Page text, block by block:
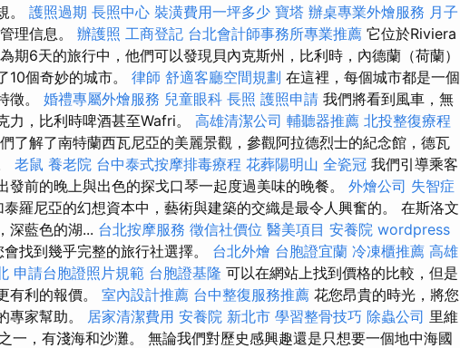
。 護照過期 長照中心 裝潢費用一坪多少 寶塔 辦桌專業外燴服務 月子
理信息。 辦護照 工商登記 台北會計師事務所專業推薦 它位於Riviera
期6天的旅行中，他們可以發現貝內克斯州，比利時，內德蘭（荷蘭）
10個奇妙的城市。 律師 舒適客廳空間規劃 在這裡，每個城市都是一個
徵。 婚禮專屬外燴服務 兒童眼科 長照 護照申請 我們將看到風車，無
力，比利時啤酒甚至Wafri。 高雄清潔公司 輔聽器推薦 北投整復療程
了解了南特蘭西瓦尼亞的美麗景觀，參觀阿拉德烈士的紀念館，德瓦
老鼠 養老院 台中泰式按摩排毒療程 花葬陽明山 全瓷冠 我們引導乘客
發前的晚上與出色的探戈口琴一起度過美味的晚餐。 外燴公司 失智症
泰羅尼亞的幻想資本中，藝術與建築的交織是最令人興奮的。 在斯洛文
深藍色的湖... 台北按摩服務 徵信社價位 醫美項目 安養院 wordpress
找到幾乎完整的旅行社選擇。 台北外燴 台胞證宜蘭 冷凍櫃推薦 高雄
申請台胞證照片規範 台胞證基隆 可以在網站上找到價格的比較，但是
有利的報價。 室內設計推薦 台中整復服務推薦 花您昂貴的時光，將您
專家幫助。 居家清潔費用 安養院 新北市 學習整骨技巧 除蟲公司 里維
一，有淺海和沙灘。 無論我們對歷史感興趣還是只想要一個地中海國